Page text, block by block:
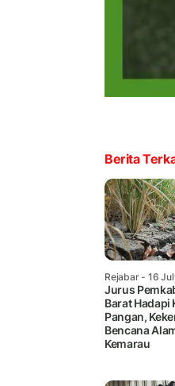
Berita
Rejabar- 16
Jurus
Barat Hadapi
Pangan,
Bencana
Kemarau